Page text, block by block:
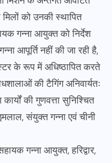
को उनकी स्थापित
गन्ना आयुक्त को निर्देश
आपूर्ति नहीं की जा रही है,
के रूप में अधिष्ठापित करते
की टैगिंग अनिवार्यतः
की गुणवत्ता सुनिश्चित
संयुक्त गन्ना एवं चीनी
गन्ना आयुक्त, हरिद्वार,